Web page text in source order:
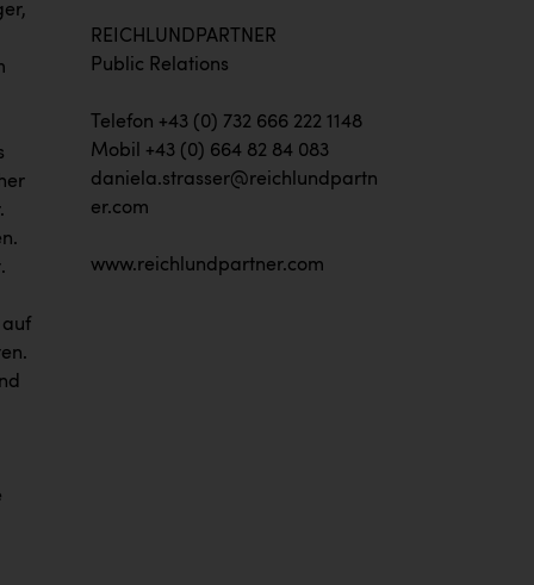
auf
REICHLUNDPARTNER
Public Relations
Telefon +43 (0) 732 666 222 1148
Mobil +43 (0) 664 82 84 083
daniela.strasser@reichlundpartn
er.com
www.reichlundpartner.com